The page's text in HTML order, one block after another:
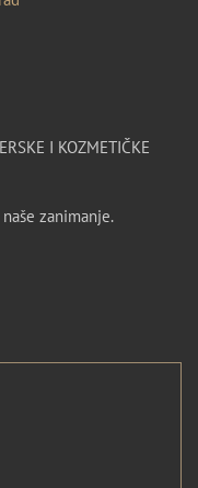
I KOZMETIČKE
zanimanje.